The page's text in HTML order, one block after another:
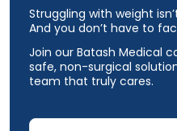
Struggling with weight
And you don’t have to
Join our Batash Medical
safe, non-surgical
team that truly cares.
Email